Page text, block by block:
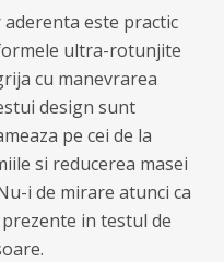
aderenta este practic
ultra-rotunjite
cu manevrarea
design sunt
pe cei de la
si reducerea masei
i de mirare atunci ca
in testul de